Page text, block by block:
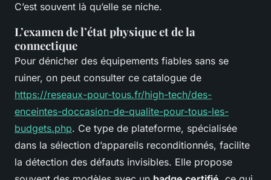
C’est souvent là qu’elle se niche.
L’examen de l’état physique et de la
connectique
Pour dénicher des équipements fiables sans se
ruiner, on peut consulter ce catalogue de
https://reseaux-pour-tous.fr/high-tech/des-
enceintes-doccasion-de-qualite-pour-tous-les-
budgets.php. Ce type de plateforme, spécialisée
dans la sélection d’appareils reconditionnés, facilite
la détection des défauts invisibles. Elle propose